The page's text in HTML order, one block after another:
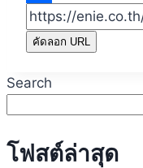
Share
คัดลอก URL
Search
โฟสต์ล่าสุด